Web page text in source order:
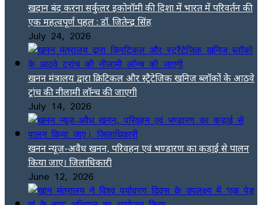
खदान बंद करना सर्कुलर इकोनॉमी की दिशा में भारत में परिवर्तन की
एक महत्वपूर्ण पहल : डॉ. जितेन्द्र सिंह
July 24, 2026
खनन मंत्रालय द्वारा क्रिटिकल और स्ट्रैटेजिक खनिज ब्लॉकों के आठवे
ट्रांच की नीलामी लॉन्च की जाएगी
July 14, 2026
खनन न्यूज-अवैध खनन, परिवहन एवं भण्डारण का कड़ाई से पालन
किया जाए। जिलाधिकारी
June 12, 2026